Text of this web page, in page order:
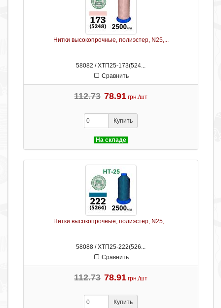
Нитки высокопрочные, полиэстер, N25,...
58082 / ХТП25-173(524...
Сравнить
112.73 78.91 грн./шт
Купить
На складе
Нитки высокопрочные, полиэстер, N25,...
58088 / ХТП25-222(526...
Сравнить
112.73 78.91 грн./шт
Купить